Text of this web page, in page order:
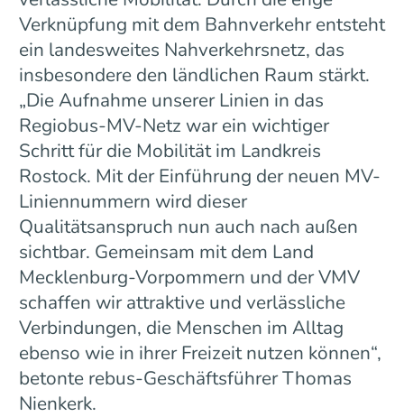
Verknüpfung mit dem Bahnverkehr entsteht
ein landesweites Nahverkehrsnetz, das
insbesondere den ländlichen Raum stärkt.
„Die Aufnahme unserer Linien in das
Regiobus-MV-Netz war ein wichtiger
Schritt für die Mobilität im Landkreis
Rostock. Mit der Einführung der neuen MV-
Liniennummern wird dieser
Qualitätsanspruch nun auch nach außen
sichtbar. Gemeinsam mit dem Land
Mecklenburg-Vorpommern und der VMV
schaffen wir attraktive und verlässliche
Verbindungen, die Menschen im Alltag
ebenso wie in ihrer Freizeit nutzen können“,
betonte rebus-Geschäftsführer Thomas
Nienkerk.